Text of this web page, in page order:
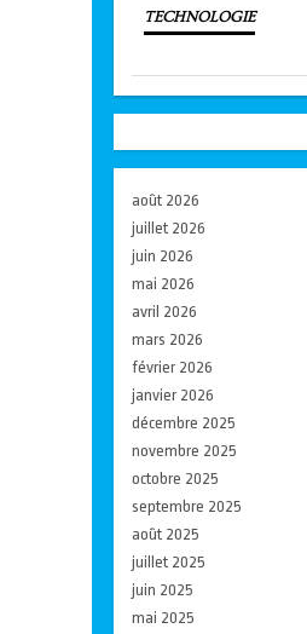
TECHNOLOGIE
août 2026
juillet 2026
juin 2026
mai 2026
avril 2026
mars 2026
février 2026
janvier 2026
décembre 2025
novembre 2025
octobre 2025
septembre 2025
août 2025
juillet 2025
juin 2025
mai 2025